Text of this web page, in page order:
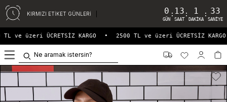
KIRMIZI ETİKET GÜNLERİ 0
GÜN
: 13
SAAT
: 1
DAKIKA
: 33
SANIYE
ve üzeri ÜCRETSİZ KARGO 2500 TL ve üzeri ÜCRETSİZ KARGO